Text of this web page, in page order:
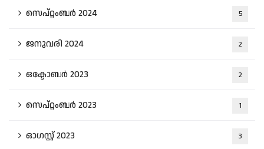
സെപ്റ്റംബർ 2024 5
ജനുവരി 2024 2
ഒക്ടോബർ 2023 2
സെപ്റ്റംബർ 2023 1
ഓഗസ്റ്റ്‌ 2023 3